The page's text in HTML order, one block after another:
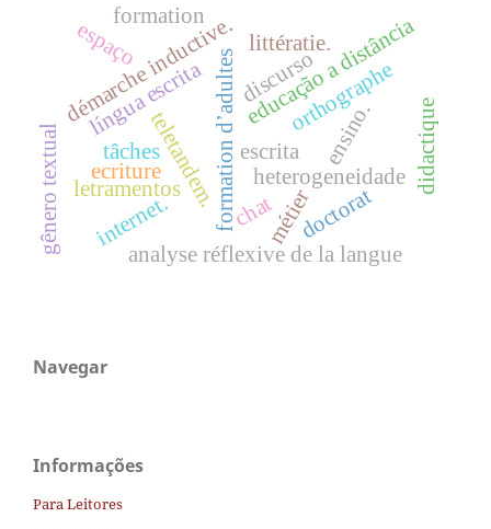
orthographe
formation d’adultes
analyse réflexive de la langue
démarche inductive.
língua escrita
heterogeneidade
chat
teletandem.
escrita
letramentos
discurso
educação a distância
internet.
espaço
ensino.
gênero textual
littératie.
didactique
tâches
métier
ecriture
doctorat
formation
Navegar
Informações
Para Leitores